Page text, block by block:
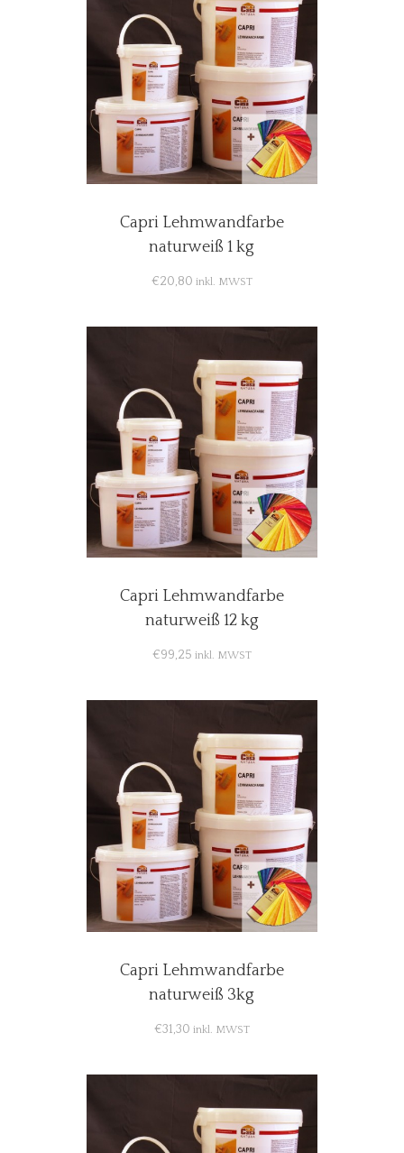
Capri Lehmwandfarbe
naturweiß 1 kg
€20,80 inkl. MWST
Capri Lehmwandfarbe
naturweiß 12 kg
€99,25 inkl. MWST
Capri Lehmwandfarbe
naturweiß 3kg
€31,30 inkl. MWST